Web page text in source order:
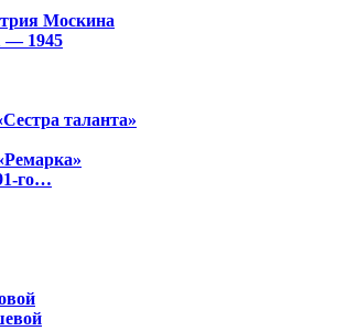
Москина
— 1945
таланта»
го…